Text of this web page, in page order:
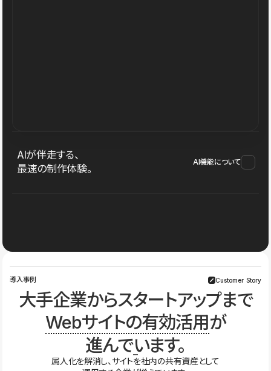
AIが伴走する、
最速の制作体験。
AI機能について
導入事例 Customer Story
大手企業からスタートアップまで
Webサイトの有効活用が
進んでいます。
属人化を解消し、サイトを社内の共有資産として